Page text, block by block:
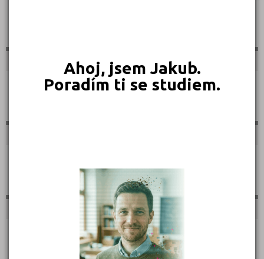
Ahoj, jsem Jakub.
Poradím ti se studiem.
Teologické
Textilní a obuvnické